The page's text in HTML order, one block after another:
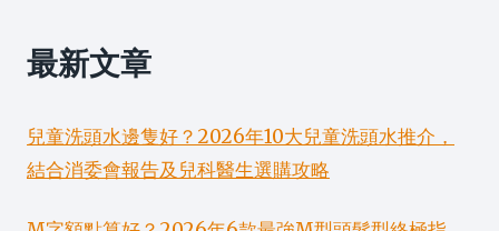
最新文章
兒童洗頭水邊隻好？2026年10大兒童洗頭水推介，
結合消委會報告及兒科醫生選購攻略